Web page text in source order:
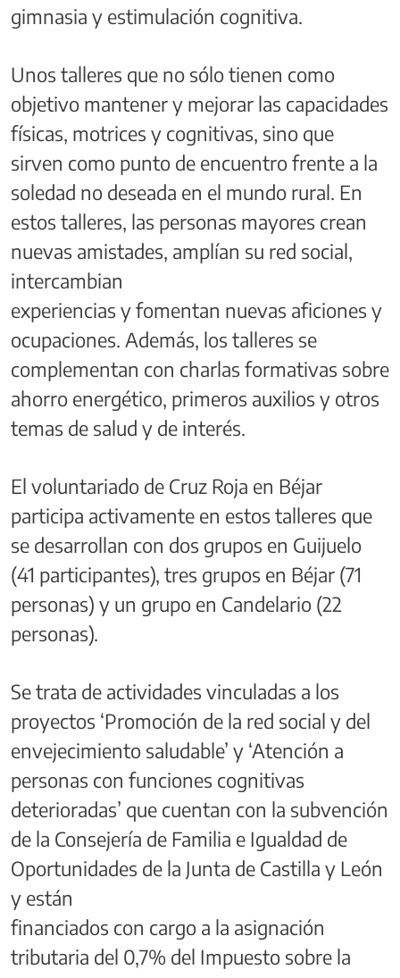
gimnasia y estimulación cognitiva.
Unos talleres que no sólo tienen como
objetivo mantener y mejorar las capacidades
físicas, motrices y cognitivas, sino que
sirven como punto de encuentro frente a la
soledad no deseada en el mundo rural. En
estos talleres, las personas mayores crean
nuevas amistades, amplían su red social,
intercambian
experiencias y fomentan nuevas aficiones y
ocupaciones. Además, los talleres se
complementan con charlas formativas sobre
ahorro energético, primeros auxilios y otros
temas de salud y de interés.
El voluntariado de Cruz Roja en Béjar
participa activamente en estos talleres que
se desarrollan con dos grupos en Guijuelo
(41 participantes), tres grupos en Béjar (71
personas) y un grupo en Candelario (22
personas).
Se trata de actividades vinculadas a los
proyectos ‘Promoción de la red social y del
envejecimiento saludable’ y ‘Atención a
personas con funciones cognitivas
deterioradas’ que cuentan con la subvención
de la Consejería de Familia e Igualdad de
Oportunidades de la Junta de Castilla y León
y están
financiados con cargo a la asignación
tributaria del 0,7% del Impuesto sobre la